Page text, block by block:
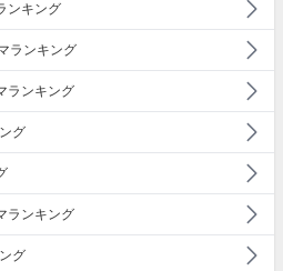
ンキング
ランキング
ランキング
グ
ランキング
グ